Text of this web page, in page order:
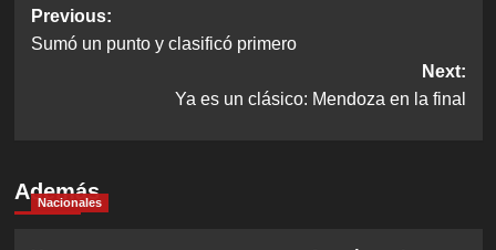
Post
navigation
Previous:
Sumó un punto y clasificó primero
Next:
Ya es un clásico: Mendoza en la final
Además
Nacionales